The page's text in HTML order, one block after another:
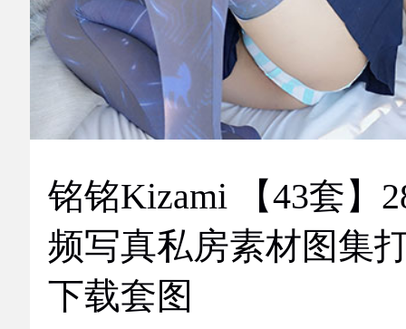
铭铭Kizami 【43套】
频写真私房素材图集
下载套图